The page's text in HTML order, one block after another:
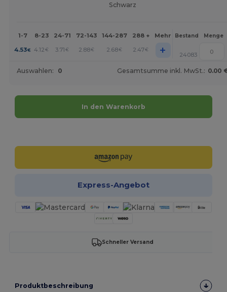
Schwarz
1-7 8-23 24-71 72-143 144-287 288 + Mehr Bestand Menge
4.53€ 4.12 € 3.71 € 2.88€ 2.68€ 2.47€ + 24083
Auswahlen: 0 Gesamtsumme inkl. MwSt.: 0.00
In den Warenkorb
Express-Angebot
Schneller Versand
Produktbeschreibung